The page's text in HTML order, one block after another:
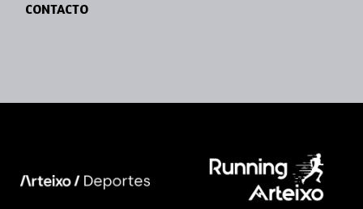
CONTACTO